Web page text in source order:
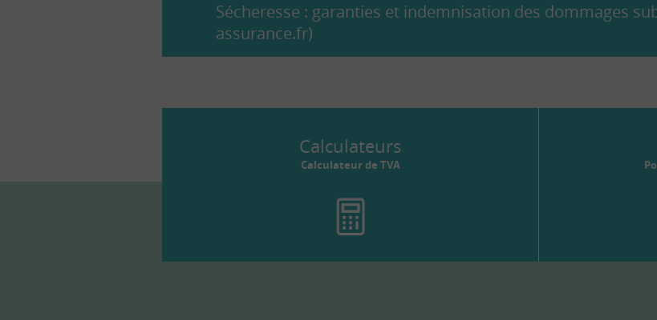
Sécheresse : garanties et indemnisation des dommages
assurance.fr)
Calculateurs
Calculateur de TVA